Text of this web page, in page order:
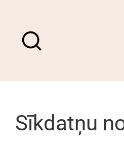
Sīkdatņu